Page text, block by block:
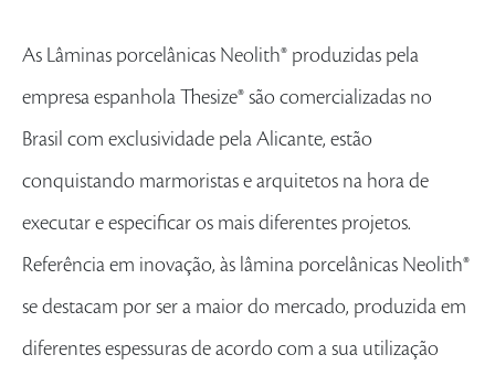
As Lâminas porcelânicas Neolith® produzidas pela
empresa espanhola Thesize® são comercializadas no
Brasil com exclusividade pela Alicante, estão
conquistando marmoristas e arquitetos na hora de
executar e especificar os mais diferentes projetos.
Referência em inovação, às lâmina porcelânicas Neolith®
se destacam por ser a maior do mercado, produzida em
diferentes espessuras de acordo com a sua utilização